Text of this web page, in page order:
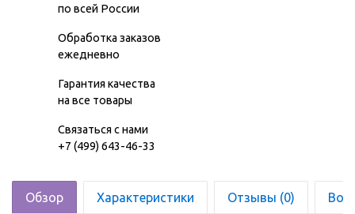
по всей России
Обработка заказов
ежедневно
Гарантия качества
на все товары
Связаться с нами
+7 (499) 643-46-33
Обзор Характеристики Отзывы (0)